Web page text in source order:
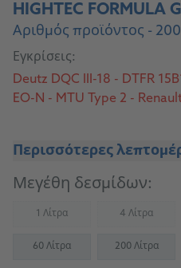
HIGHTEC FORMULA
Αριθμός προϊόντος -
Εγκρίσεις:
Deutz DQC III-18 - DTFR
EO-N - MTU Type 2 -
Περισσότερες
Μεγέθη δεσμίδων:
1 Λίτρα(Not available) 4 Λίτρα
(Not
60 Λίτρα 200 Λίτρα